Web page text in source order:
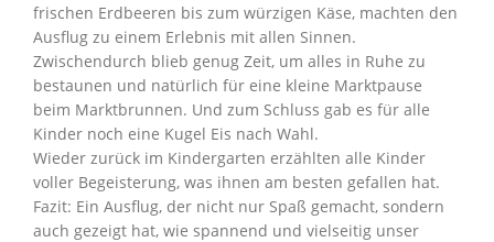
frischen Erdbeeren bis zum würzigen Käse, machten den
Ausflug zu einem Erlebnis mit allen Sinnen.
Zwischendurch blieb genug Zeit, um alles in Ruhe zu
bestaunen und natürlich für eine kleine Marktpause
beim Marktbrunnen. Und zum Schluss gab es für alle
Kinder noch eine Kugel Eis nach Wahl.
Wieder zurück im Kindergarten erzählten alle Kinder
voller Begeisterung, was ihnen am besten gefallen hat.
Fazit: Ein Ausflug, der nicht nur Spaß gemacht, sondern
auch gezeigt hat, wie spannend und vielseitig unser